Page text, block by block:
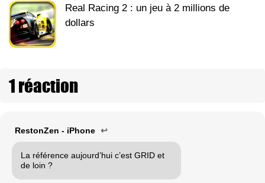
Real Racing 2 : un jeu à 2 millions de
dollars
1 réaction
RestonZen - iPhone ↩
La référence aujourd’hui c’est GRID et
de loin ?